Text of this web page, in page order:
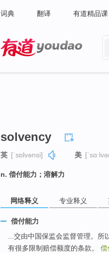
词典 翻译 有道精品课
solvency
英 [ˈsɒlvənsi] 美
n. 偿付能力；溶解力
网络释义 专业释义
偿付能力
...交由中国保监会监督管理。
有很多限制赔偿额度的条款。 偿